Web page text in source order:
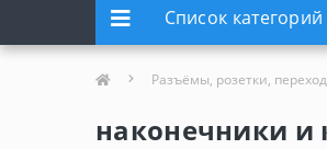
Список категорий
Разъёмы, розетки,
наконечники